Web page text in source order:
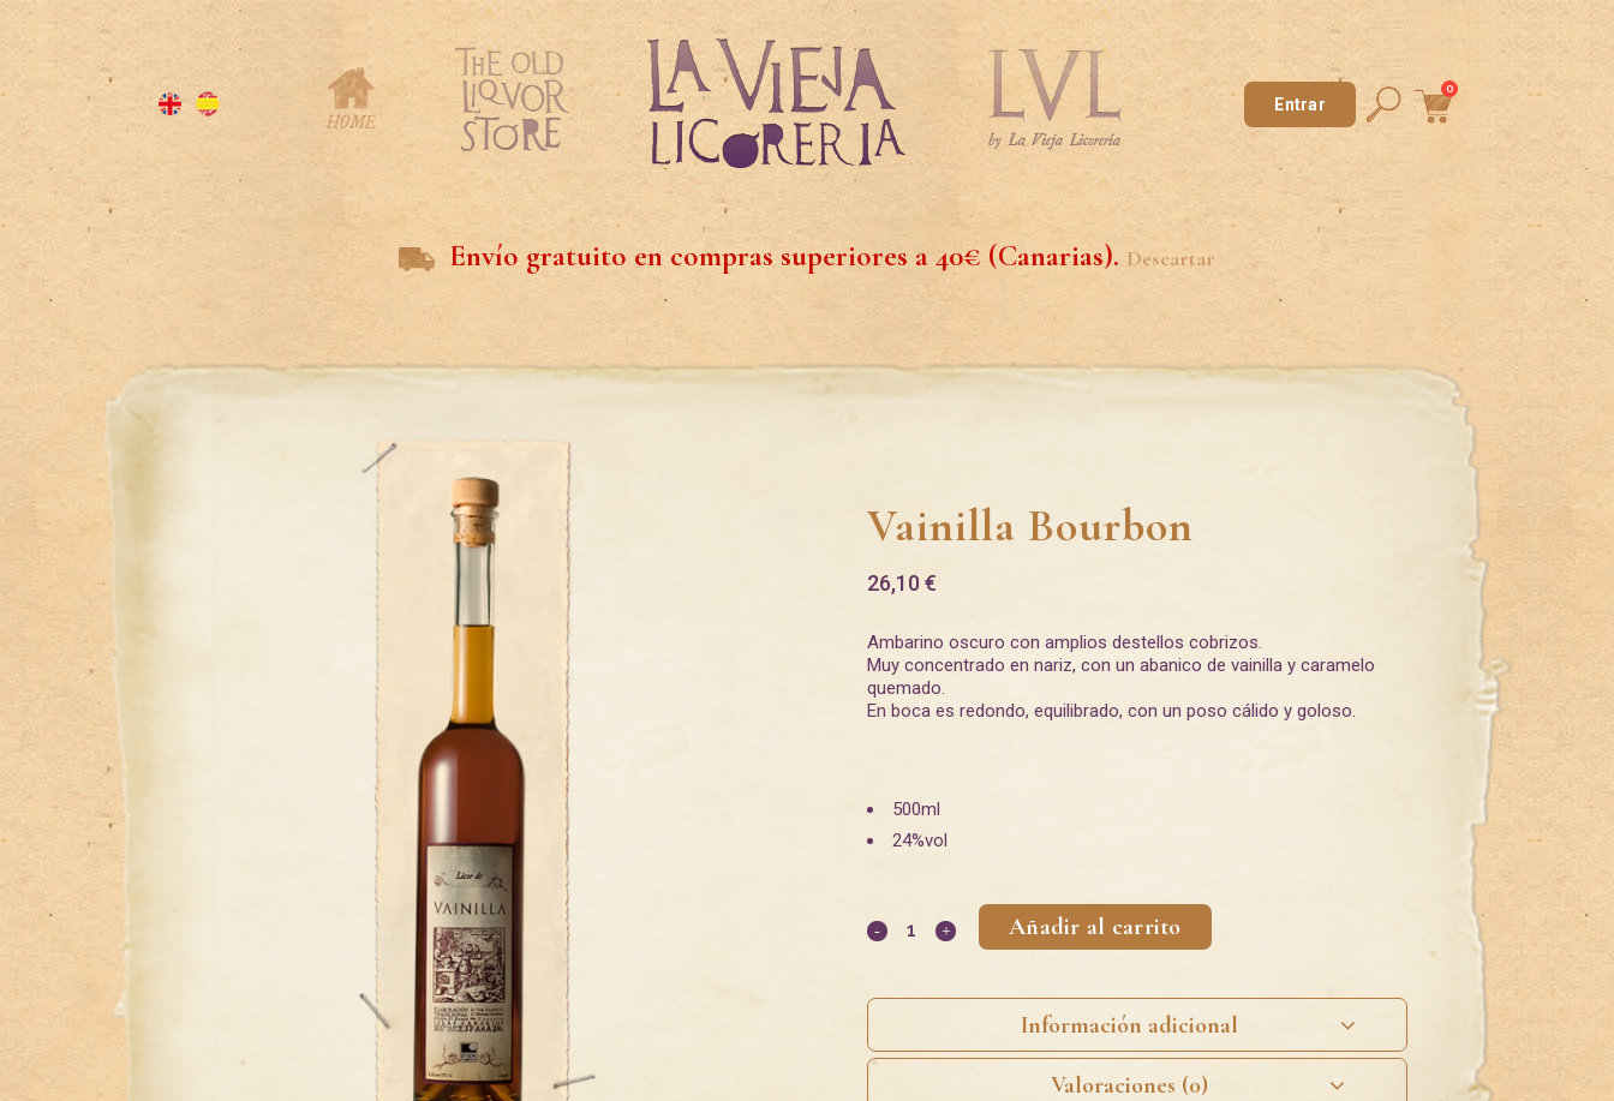
Entrar
0
Envío gratuito en compras superiores a 40€ (Canarias). Descartar
Vainilla Bourbon
26,10 €
Ambarino oscuro con amplios destellos cobrizos.
Muy concentrado en nariz, con un abanico de vainilla y caramelo
quemado.
En boca es redondo, equilibrado, con un poso cálido y goloso.
500ml
24%vol
Añadir al carrito
Información adicional
Valoraciones (0)